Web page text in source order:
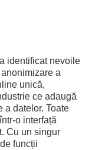
identificat nevoile
a
unică,
ce adaugă
a datelor. Toate
o interfață
Cu un singur
funcții